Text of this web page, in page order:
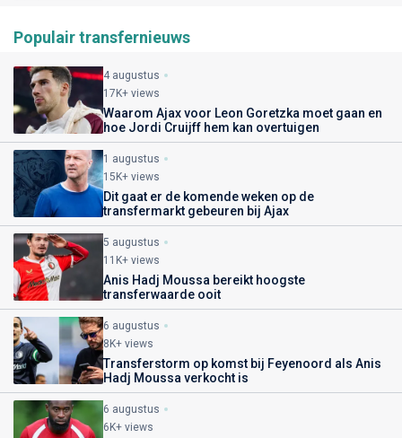
Populair transfernieuws
4 augustus
17K+ views
Waarom Ajax voor Leon Goretzka moet gaan en
hoe Jordi Cruijff hem kan overtuigen
1 augustus
15K+ views
Dit gaat er de komende weken op de
transfermarkt gebeuren bij Ajax
5 augustus
11K+ views
Anis Hadj Moussa bereikt hoogste
transferwaarde ooit
6 augustus
8K+ views
Transferstorm op komst bij Feyenoord als Anis
Hadj Moussa verkocht is
6 augustus
6K+ views